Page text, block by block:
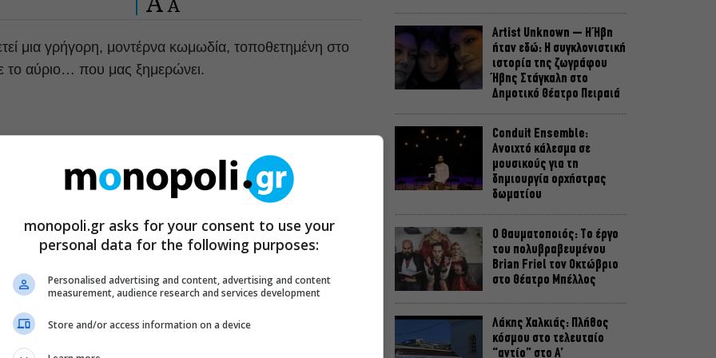
A
μια γρήγορη, μοντέρνα κωμωδία, τοποθετημένη στο
το αύριο… που μας ξημερώνει.
χρόνια. Ένας γάμος που διαλύεται από μία
αλλά κανείς δεν τολμά να το πει στον γαμπρό.
ίντερνετ κι ένα σπίτι που όσο περνά η ώρα…
οριστικά, θα πρέπει να πούνε την αλήθεια. Όλοι σε
υγειονομική προστασία των θεατών και του
να υποδεχθούν ξανά το φιλοθεάμον κοινό.
Artist Unknown – Η Ήβη
ήταν εδώ: Η συγκλονιστική
ιστορία της ζωγράφου
Ήβης Στάγκαλη στο
Δημοτικό Θέατρο Πειραιά
Conduit Ensemble:
Ανοιχτό κάλεσμα σε
μουσικούς για τη
δημιουργία ορχήστρας
δωματίου
Ο Θαυματοποιός: Το έργο
του πολυβραβευμένου
Brian Friel τον Οκτώβριο
στο Θέατρο Μπέλλος
Λάκης Χαλκιάς: Πλήθος
κόσμου στο τελευταίο
“αντίο” στο Α’
monopoli.gr asks for your consent to use your
personal data for the following purposes:
Personalised advertising and content, advertising and content
measurement, audience research and services development
Store and/or access information on a device